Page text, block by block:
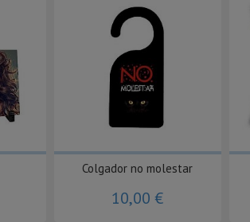
Colgador no molestar
10,00 €